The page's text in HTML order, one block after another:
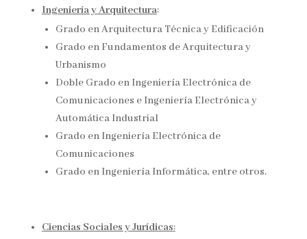
Ingeniería y Arquitectura:
Grado en Arquitectura Técnica y Edificación
Grado en Fundamentos de Arquitectura y
Urbanismo
Doble Grado en Ingeniería Electrónica de
Comunicaciones e Ingeniería Electrónica y
Automática Industrial
Grado en Ingeniería Electrónica de
Comunicaciones
Grado en Ingeniería Informática, entre otros​.
Ciencias Sociales y Jurídicas: